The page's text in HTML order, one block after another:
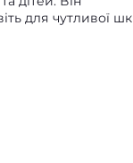
для чутливої